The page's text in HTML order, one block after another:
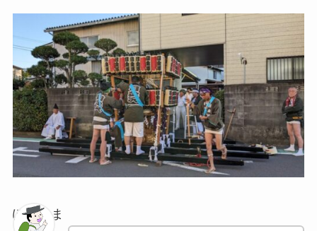
ぽちゃま